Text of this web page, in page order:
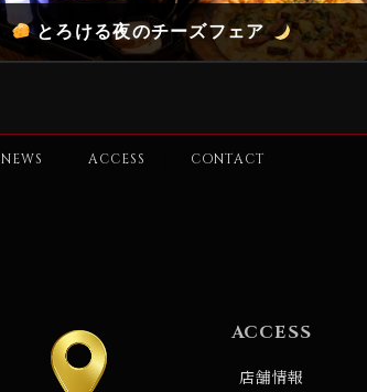
とろける夜のチーズフェア
NEWS ACCESS CONTACT
ACCESS
店舗情報